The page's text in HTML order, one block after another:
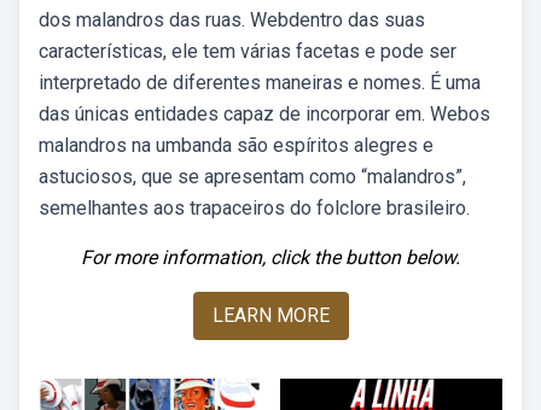
dos malandros das ruas. Webdentro das suas
características, ele tem várias facetas e pode ser
interpretado de diferentes maneiras e nomes. É uma
das únicas entidades capaz de incorporar em. Webos
malandros na umbanda são espíritos alegres e
astuciosos, que se apresentam como “malandros”,
semelhantes aos trapaceiros do folclore brasileiro.
For more information, click the button below.
LEARN MORE